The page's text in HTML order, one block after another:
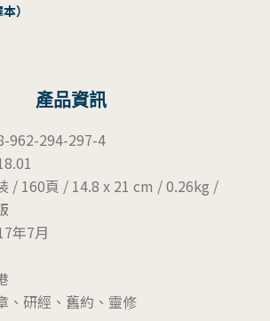
）
產品資訊
962-294-297-4
/ 160頁 / 14.8 x 21 cm / 0.26kg /
年7月
、研經、舊約、靈修